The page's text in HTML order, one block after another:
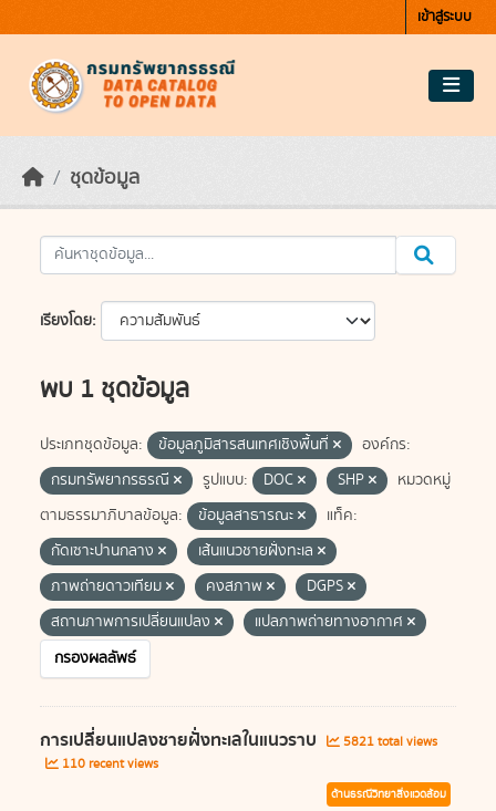
เข้าสู่ระบบ
ชุดข้อมูล
เรียงโดย
พบ 1 ชุดข้อมูล
ประเภทชุดข้อมูล: ข้อมูลภูมิสารสนเทศเชิงพื้นที่
องค์กร:
กรมทรัพยากรธรณี
รูปแบบ: DOC SHP
หมวดหมู่
ตามธรรมาภิบาลข้อมูล:
ข้อมูลสาธารณะ
แท็ค:
กัดเซาะปานกลาง
เส้นแนวชายฝั่งทะเล
ภาพถ่ายดาวเทียม
คงสภาพ
DGPS
สถานภาพการเปลี่ยนแปลง
แปลภาพถ่ายทางอากาศ
กรองผลลัพธ์
การเปลี่ยนแปลงชายฝั่งทะเลในแนวราบ
5821 total views
110 recent views
ด้านธรณีวิทยาสิ่งแวดล้อม